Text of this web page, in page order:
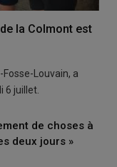
la Colmont est
Louvain, a
6 juillet.
de choses à
deux jours »